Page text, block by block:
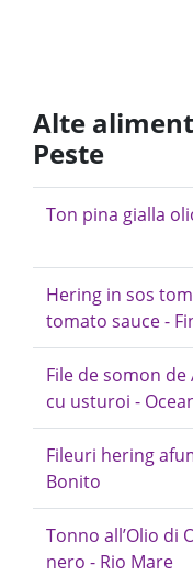
Alte
Peste
Ton pina gialla
Hering in sos
tomato sauce -
File de somon
cu usturoi -
Fileuri hering
Bonito
Tonno all’Olio di
nero - Rio Mare